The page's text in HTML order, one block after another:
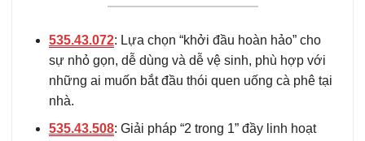
535.43.072: Lựa chọn “khởi đầu hoàn hảo” cho
sự nhỏ gọn, dễ dùng và dễ vệ sinh, phù hợp với
những ai muốn bắt đầu thói quen uống cà phê tại
nhà.
535.43.508: Giải pháp “2 trong 1” đầy linh hoạt